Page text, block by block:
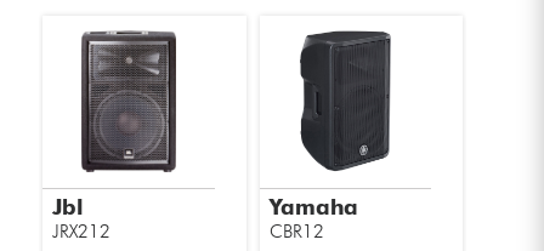
Jbl
JRX212
Yamaha
CBR12